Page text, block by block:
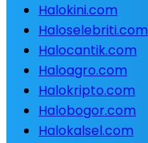
Halokini.com
Haloselebriti.com
Halocantik.com
Haloagro.com
Halokripto.com
Halobogor.com
Halokalsel.com